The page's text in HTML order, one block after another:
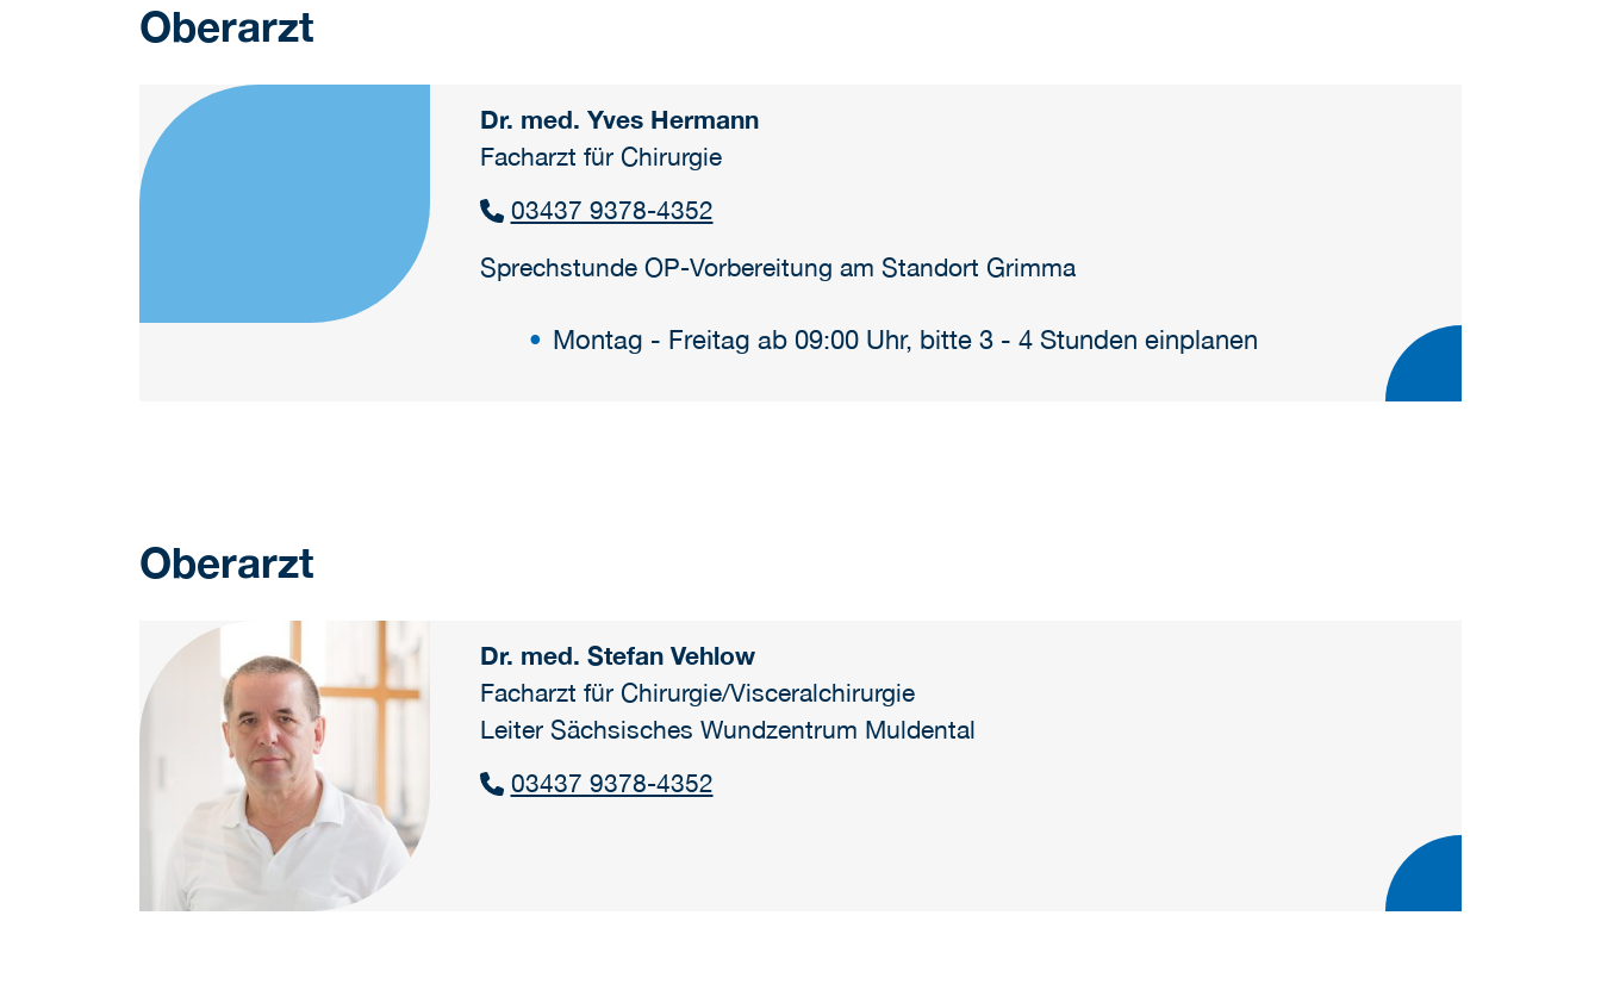
Oberarzt
Dr. med. Yves Hermann
Facharzt für Chirurgie
03437 9378-4352
Sprechstunde OP-Vorbereitung am Standort Grimma
Montag - Freitag ab 09:00 Uhr, bitte 3 - 4 Stunden einplanen
Oberarzt
Dr. med. Stefan Vehlow
Facharzt für Chirurgie/Visceralchirurgie
Leiter Sächsisches Wundzentrum Muldental
03437 9378-4352